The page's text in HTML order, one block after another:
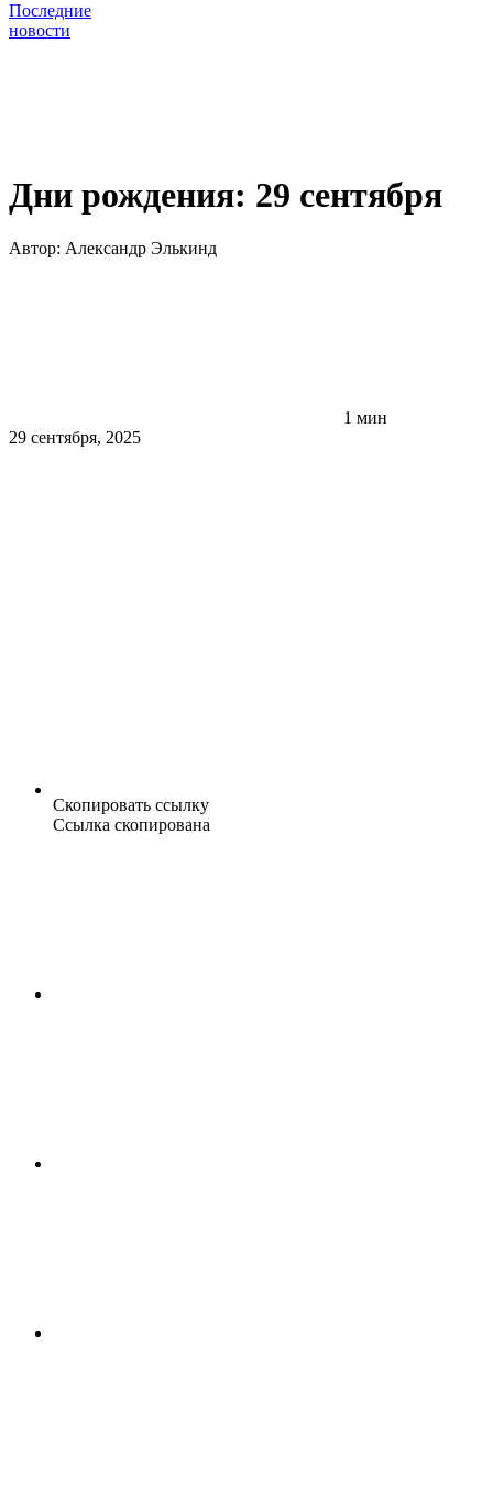
Последние
новости
Дни рождения: 29 сентября
Автор: Александр Элькинд
1 мин
29 сентября, 2025
Скопировать ссылку
Ссылка скопирована